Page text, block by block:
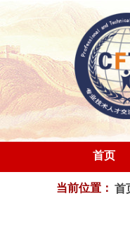
首页
首
当前位置：